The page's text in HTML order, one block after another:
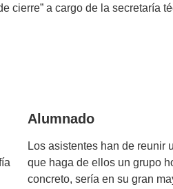
cierre” a cargo de la
Alumnado
Los asistentes han de reunir
que haga de ellos un grupo
concreto, sería en su gran